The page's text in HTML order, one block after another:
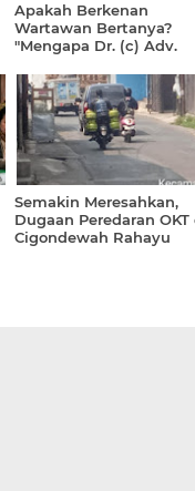
Apakah Berkenan
Wartawan Bertanya?
"Mengapa Dr. (c) Adv.
Permatasari,S.H.,M.H.
Menulis Surat Cinta ke-3
untuk Pemimpin
Semakin Meresahkan,
Dugaan Peredaran OKT
Cigondewah Rahayu